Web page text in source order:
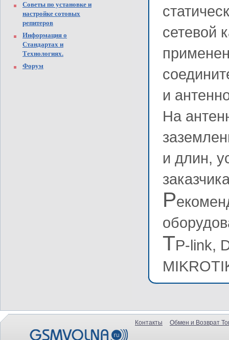
Советы по установке и
настройке сотовых
репитеров
Информация о
Стандартах и
Технологиях.
Форум
сетевой
и
На
и длин,
Р
TP-link,
Контакты Обмен и Возврат